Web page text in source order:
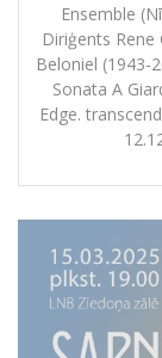
Ensemble
Diriģents
Beloniel (1943-
Sonata A
Edge.